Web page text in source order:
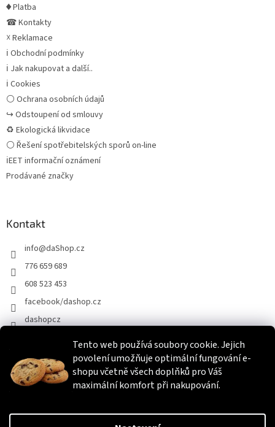
Tento web používá soubory cookie. Jejich
povolení umožňuje optimální fungování e-
shopu včetně všech doplňků pro Váš
maximální komfort při nakupování.
♦ Platba
☎ Kontakty
☓ Reklamace
ℹ Obchodní podmínky
ℹ Jak nakupovat a další..
ℹ Cookies
⚪ Ochrana osobních údajů
↪ Odstoupení od smlouvy
♻ Ekologická likvidace
⚪ Řešení spotřebitelských sporů on-line
ℹEET informační oznámení
Prodávané značky
Kontakt
info@daShop.cz
776 659 689
608 523 453
facebook/dashop.cz
dashopcz
Heureka.cz Zboží.cz Srovnáme.cz